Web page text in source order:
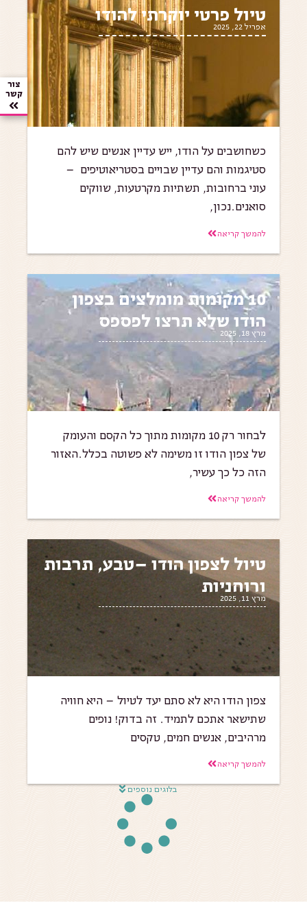
טיול פרטי יוקרתי להודו
אפריל 22, 2025
כשחושבים על הודו, ייש עדיין אנשים שיש להם
סטיגמות והם עדיין שבויים בסטריאוטיפים –
עוני ברחובות, תשתיות מקרטעות, שווקים
סואנים.נכון,
להמשך קריאה
10 מקומות מומלצים בצפון
הודו שלא תרצו לפספס
מרץ 18, 2025
לבחור רק 10 מקומות מתוך כל הקסם והעומק
של צפון הודו זו משימה לא פשוטה בכלל.האזור
הזה כל כך עשיר,
להמשך קריאה
טיול לצפון הודו –טבע, תרבות
ורוחניות
מרץ 11, 2025
צפון הודו היא לא סתם יעד לטיול – היא חוויה
שתישאר אתכם לתמיד. זה בדוק! נופים
מרהיבים, אנשים חמים, טקסים
להמשך קריאה
בלוגים נוספים
צור
קשר